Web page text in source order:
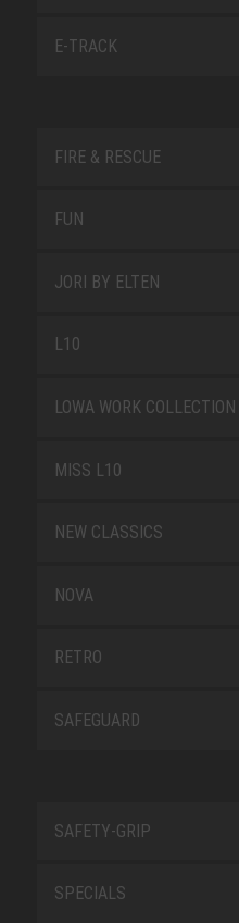
E-TRACK
FIRE & RESCUE
FUN
JORI BY ELTEN
L10
LOWA WORK COLLECTION
MISS L10
NEW CLASSICS
NOVA
RETRO
SAFEGUARD
SAFETY-GRIP
SPECIALS